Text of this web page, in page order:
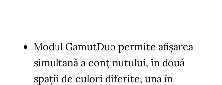
Modul GamutDuo permite afişarea
simultană a conținutului, în două
spații de culori diferite, una în